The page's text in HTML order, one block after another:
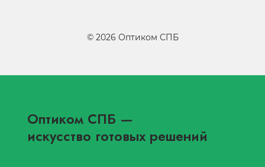
© 2026 Оптиком СПБ
Оптиком СПБ —
искусство готовых решений